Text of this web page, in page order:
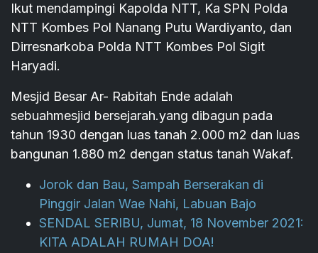
Ikut mendampingi Kapolda NTT, Ka SPN Polda
NTT Kombes Pol Nanang Putu Wardiyanto, dan
Dirresnarkoba Polda NTT Kombes Pol Sigit
Haryadi.
Mesjid Besar Ar- Rabitah Ende adalah
sebuahmesjid bersejarah.yang dibagun pada
tahun 1930 dengan luas tanah 2.000 m2 dan luas
bangunan 1.880 m2 dengan status tanah Wakaf.
Jorok dan Bau, Sampah Berserakan di
Pinggir Jalan Wae Nahi, Labuan Bajo
SENDAL SERIBU, Jumat, 18 November 2021:
KITA ADALAH RUMAH DOA!